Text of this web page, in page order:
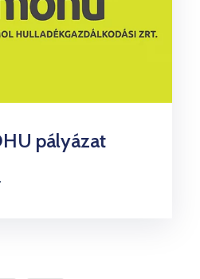
pályázat